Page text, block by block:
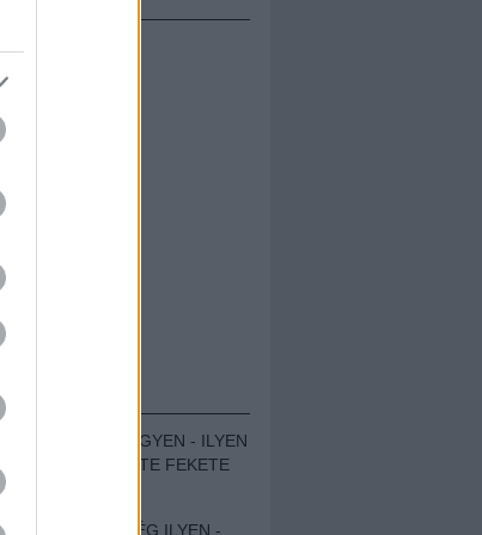
TÁBOR A HEGYEN - ILYEN
A VÍRUS SZÜLTE FEKETE
FESZTIVÁL
NEM VOLT MÉG ILYEN -